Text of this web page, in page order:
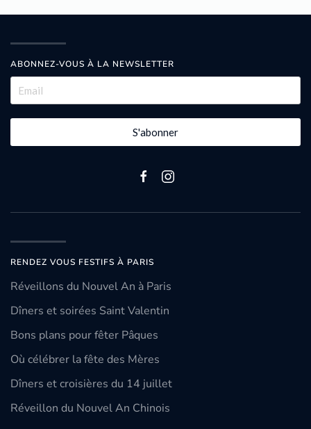
ABONNEZ-VOUS À LA NEWSLETTER
S'abonner
RENDEZ VOUS FESTIFS À PARIS
Réveillons du Nouvel An à Paris
Dîners et soirées Saint Valentin
Bons plans pour fêter Pâques
Où célébrer la fête des Mères
Dîners et croisières du 14 juillet
Réveillon du Nouvel An Chinois